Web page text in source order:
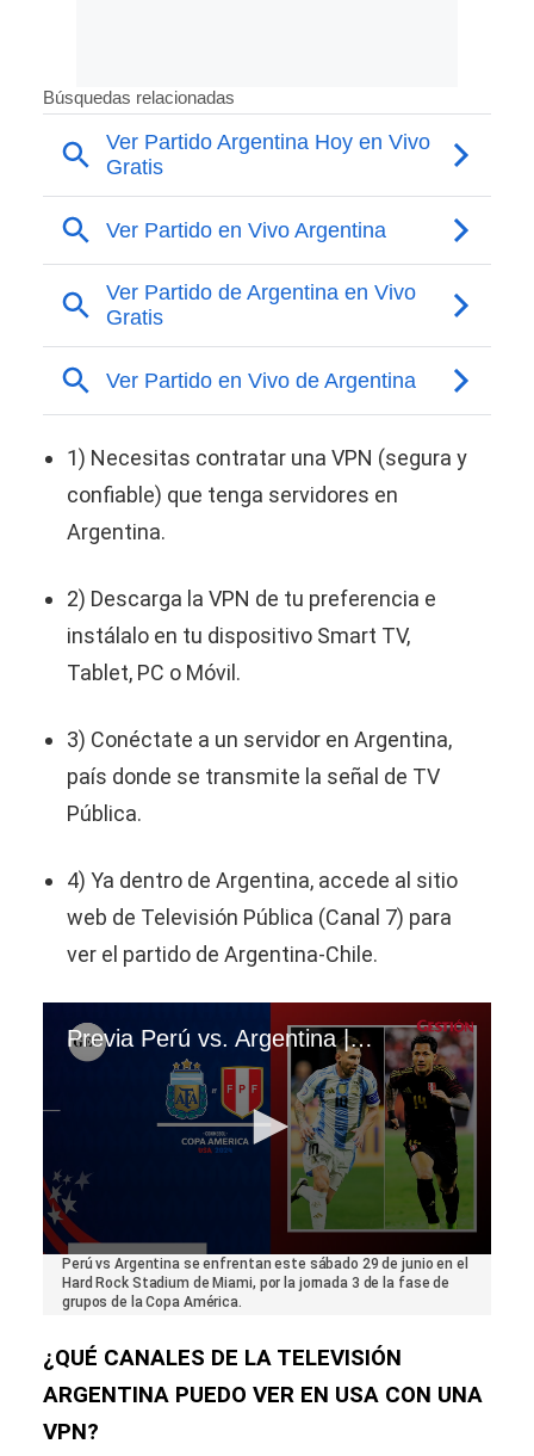
1) Necesitas contratar una VPN (segura y
confiable) que tenga servidores en
Argentina.
2) Descarga la VPN de tu preferencia e
instálalo en tu dispositivo Smart TV,
Tablet, PC o Móvil.
3) Conéctate a un servidor en Argentina,
país donde se transmite la señal de TV
Pública.
4) Ya dentro de Argentina, accede al sitio
web de Televisión Pública (Canal 7) para
ver el partido de Argentina-Chile.
Previa Perú vs. Argentina | Cuotas Apuestas | Copa América 2024
seconds
58
seconds
Perú vs Argentina se enfrentan este sábado 29 de junio en el
Hard Rock Stadium de Miami, por la jornada 3 de la fase de
grupos de la Copa América.
¿QUÉ CANALES DE LA TELEVISIÓN
ARGENTINA PUEDO VER EN USA CON UNA
VPN?